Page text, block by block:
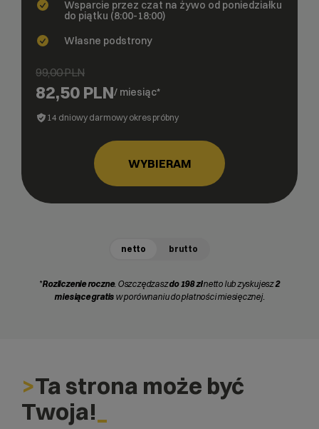
Wsparcie przez czat na żywo od poniedziałku
do piątku (8:00-18:00)
Własne podstrony
99,00 PLN
82,50 PLN/ miesiąc*
14 dniowy darmowy okres próbny
WYBIERAM
netto brutto
*Rozliczenie roczne. Oszczędzaszdo 198 złnetto lub zyskujesz2
miesiące gratis w porównaniu do płatności miesięcznej.
Ta strona może być
Twoja!